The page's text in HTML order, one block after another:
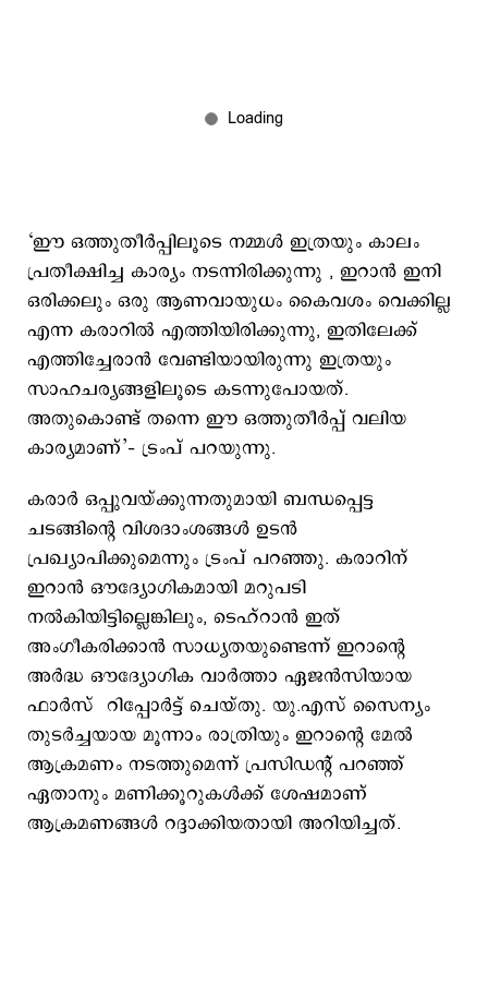
‘ഈ ഒത്തുതീര്‍പ്പിലൂടെ നമ്മള്‍ ഇത്രയും കാലം
പ്രതീക്ഷിച്ച കാര്യം നടന്നിരിക്കുന്നു , ഇറാൻ ഇനി
ഒരിക്കലും ഒരു ആണവായുധം കൈവശം വെക്കില്ല
എന്ന കരാറിൽ എത്തിയിരിക്കുന്നു, ഇതിലേക്ക്
എത്തിച്ചേരാൻ വേണ്ടിയായിരുന്നു ഇത്രയും
സാഹചര്യങ്ങളിലൂടെ കടന്നുപോയത്.
അതുകൊണ്ട് തന്നെ ഈ ഒത്തുതീര്‍പ്പ് വലിയ
കാര്യമാണ്’– ട്രംപ് പറയുന്നു.
കരാര്‍ ഒപ്പുവയ്ക്കുന്നതുമായി ബന്ധപ്പെട്ട
ചടങ്ങിന്റെ വിശദാംശങ്ങള്‍ ഉടന്‍
പ്രഖ്യാപിക്കുമെന്നും ട്രംപ് പറഞ്ഞു. കരാറിന്
ഇറാൻ ഔദ്യോഗികമായി മറുപടി
നൽകിയിട്ടില്ലെങ്കിലും, ടെഹ്റാൻ ഇത്
അംഗീകരിക്കാൻ സാധ്യതയുണ്ടെന്ന് ഇറാന്റെ
അർദ്ധ ഔദ്യോഗിക വാർത്താ ഏജൻസിയായ
ഫാർസ് റിപ്പോർട്ട് ചെയ്തു. യു.എസ് സൈന്യം
തുടർച്ചയായ മൂന്നാം രാത്രിയും ഇറാന്റെ മേൽ
ആക്രമണം നടത്തുമെന്ന് പ്രസിഡന്റ് പറഞ്ഞ്
ഏതാനും മണിക്കൂറുകൾക്ക് ശേഷമാണ്
ആക്രമണങ്ങൾ റദ്ദാക്കിയതായി അറിയിച്ചത്.